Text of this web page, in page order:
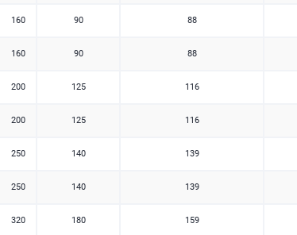
160 90 88
160 90 88
200 125 116
200 125 116
250 140 139
250 140 139
320 180 159